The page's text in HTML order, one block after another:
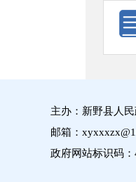
主办：新野县人
邮箱：
政府网站标识码